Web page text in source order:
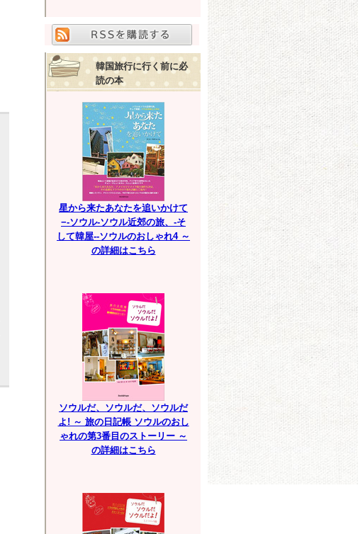
韓国旅行に行く前に必
読の本
星から来たあなたを追いかけて
−-ソウル-ソウル近郊の旅、-そ
して韓屋--ソウルのおしゃれ4 ～
の詳細はこちら
ソウルだ、ソウルだ、ソウルだ
よ! ～ 旅の日記帳 ソウルのおし
ゃれの第3番目のストーリー ～
の詳細はこちら